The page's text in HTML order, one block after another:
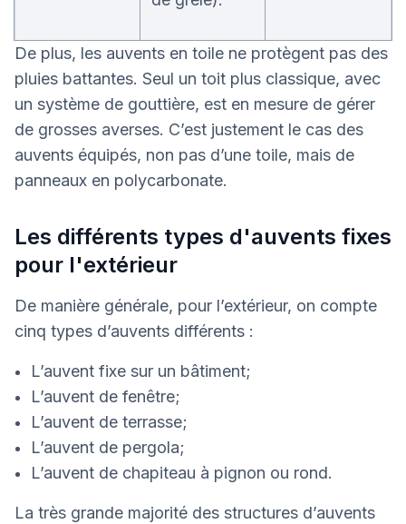
De plus, les auvents en toile ne protègent pas des
pluies battantes. Seul un toit plus classique, avec
un système de gouttière, est en mesure de gérer
de grosses averses. C’est justement le cas des
auvents équipés, non pas d’une toile, mais de
panneaux en polycarbonate.
Les différents types d'auvents fixes
pour l'extérieur
De manière générale, pour l’extérieur, on compte
cinq types d’auvents différents :
L’auvent fixe sur un bâtiment;
L’auvent de fenêtre;
L’auvent de terrasse;
L’auvent de pergola;
L’auvent de chapiteau à pignon ou rond.
La très grande majorité des structures d’auvents